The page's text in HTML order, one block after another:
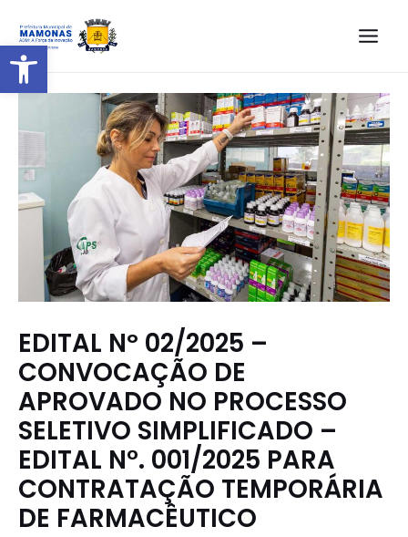
Barra de Ferramentas Aberta
EDITAL Nº 02/2025 –
CONVOCAÇÃO DE
APROVADO NO PROCESSO
SELETIVO SIMPLIFICADO –
EDITAL N°. 001/2025 PARA
CONTRATAÇÃO TEMPORÁRIA
DE FARMACÊUTICO